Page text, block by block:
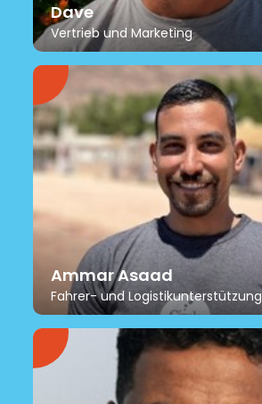
Dave
Vertrieb und Marketing
Ammar Asaad
Fahrer- und Logistikunterstützung